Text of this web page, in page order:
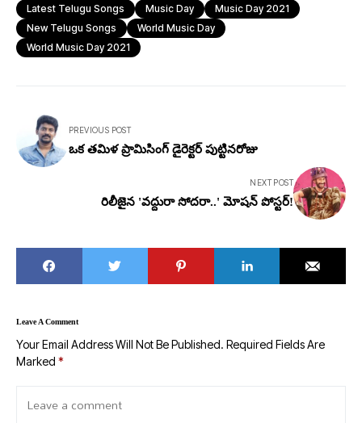
Latest Telugu Songs Music Day
Music Day 2021
New Telugu Songs
World Music Day
World Music Day 2021
PREVIOUS POST
ఒక తమిళ ప్రామిసింగ్ డైరెక్టర్ పుట్టినరోజు
NEXT POST
రిలీజైన 'వద్దురా సోదరా..' మోషన్ పోస్టర్!
Leave A Comment
Your Email Address Will Not Be Published. Required Fields Are
Marked *